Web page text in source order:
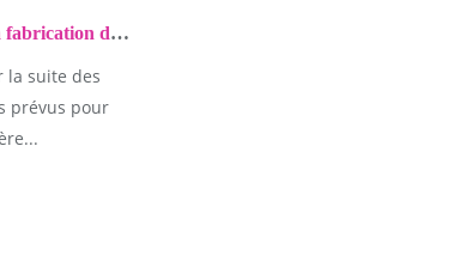
La légende des lutins#4: La fabrication du lit des lutins
la suite des
prévus pour